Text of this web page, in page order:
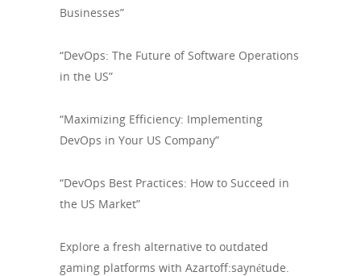
Businesses”
“DevOps: The Future of Software Operations
in the US”
“Maximizing Efficiency: Implementing
DevOps in Your US Company”
“DevOps Best Practices: How to Succeed in
the US Market”
Explore a fresh alternative to outdated
gaming platforms with Azartoff:saynétude.